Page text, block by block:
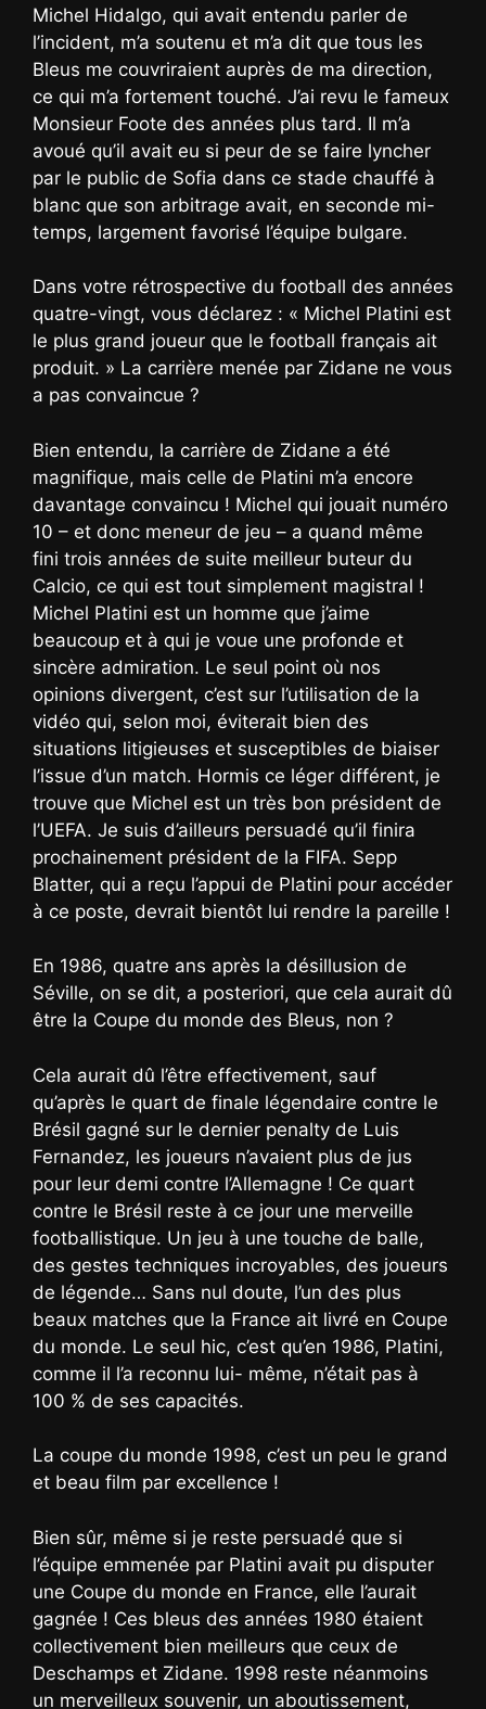
Michel Hidalgo, qui avait entendu parler de
l’incident, m’a soutenu et m’a dit que tous les
Bleus me couvriraient auprès de ma direction,
ce qui m’a fortement touché. J’ai revu le fameux
Monsieur Foote des années plus tard. Il m’a
avoué qu’il avait eu si peur de se faire lyncher
par le public de Sofia dans ce stade chauffé à
blanc que son arbitrage avait, en seconde mi-
temps, largement favorisé l’équipe bulgare.
Dans votre rétrospective du football des années
quatre-vingt, vous déclarez : « Michel Platini est
le plus grand joueur que le football français ait
produit. » La carrière menée par Zidane ne vous
a pas convaincue ?
Bien entendu, la carrière de Zidane a été
magnifique, mais celle de Platini m’a encore
davantage convaincu ! Michel qui jouait numéro
10 – et donc meneur de jeu – a quand même
fini trois années de suite meilleur buteur du
Calcio, ce qui est tout simplement magistral !
Michel Platini est un homme que j’aime
beaucoup et à qui je voue une profonde et
sincère admiration. Le seul point où nos
opinions divergent, c’est sur l’utilisation de la
vidéo qui, selon moi, éviterait bien des
situations litigieuses et susceptibles de biaiser
l’issue d’un match. Hormis ce léger différent, je
trouve que Michel est un très bon président de
l’UEFA. Je suis d’ailleurs persuadé qu’il finira
prochainement président de la FIFA. Sepp
Blatter, qui a reçu l’appui de Platini pour accéder
à ce poste, devrait bientôt lui rendre la pareille !
En 1986, quatre ans après la désillusion de
Séville, on se dit, a posteriori, que cela aurait dû
être la Coupe du monde des Bleus, non ?
Cela aurait dû l’être effectivement, sauf
qu’après le quart de finale légendaire contre le
Brésil gagné sur le dernier penalty de Luis
Fernandez, les joueurs n’avaient plus de jus
pour leur demi contre l’Allemagne ! Ce quart
contre le Brésil reste à ce jour une merveille
footballistique. Un jeu à une touche de balle,
des gestes techniques incroyables, des joueurs
de légende… Sans nul doute, l’un des plus
beaux matches que la France ait livré en Coupe
du monde. Le seul hic, c’est qu’en 1986, Platini,
comme il l’a reconnu lui- même, n’était pas à
100 % de ses capacités.
La coupe du monde 1998, c’est un peu le grand
et beau film par excellence !
Bien sûr, même si je reste persuadé que si
l’équipe emmenée par Platini avait pu disputer
une Coupe du monde en France, elle l’aurait
gagnée ! Ces bleus des années 1980 étaient
collectivement bien meilleurs que ceux de
Deschamps et Zidane. 1998 reste néanmoins
un merveilleux souvenir, un aboutissement,